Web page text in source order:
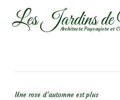
AllerLes Jardins
Architecte Paysagiste et
Une rose d’automne est plus